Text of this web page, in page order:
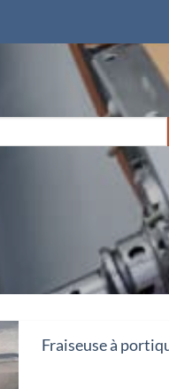
Fraiseuse à